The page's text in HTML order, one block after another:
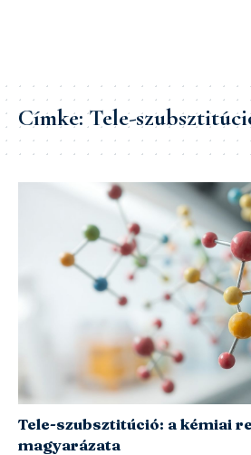
Címke:Tele-
Tele-szubsztitúció: a kémiai
magyarázata